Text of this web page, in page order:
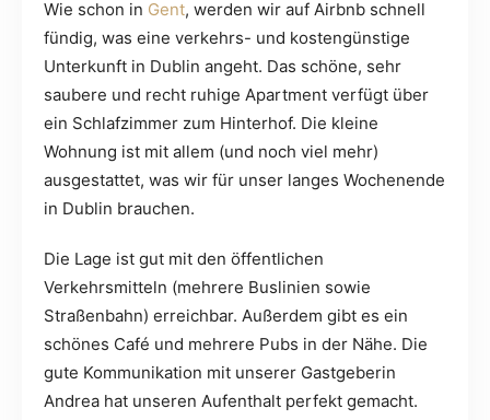
Wie schon in Gent, werden wir auf Airbnb schnell
fündig, was eine verkehrs- und kostengünstige
Unterkunft in Dublin angeht. Das schöne, sehr
saubere und recht ruhige Apartment verfügt über
ein Schlafzimmer zum Hinterhof. Die kleine
Wohnung ist mit allem (und noch viel mehr)
ausgestattet, was wir für unser langes Wochenende
in Dublin brauchen.
Die Lage ist gut mit den öffentlichen
Verkehrsmitteln (mehrere Buslinien sowie
Straßenbahn) erreichbar. Außerdem gibt es ein
schönes Café und mehrere Pubs in der Nähe. Die
gute Kommunikation mit unserer Gastgeberin
Andrea hat unseren Aufenthalt perfekt gemacht.